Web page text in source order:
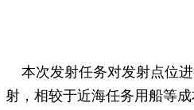
本次发射任务对发射点位进
射，相较于近海任务用船等